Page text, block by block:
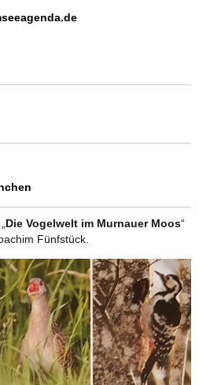
Die Vogelwelt im Murnauer Moos“
Fünfstück.